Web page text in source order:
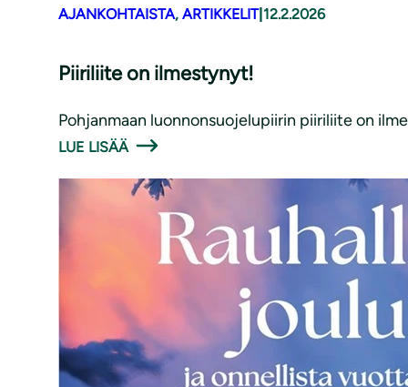
AJANKOHTAISTA, ARTIKKELIT| 12.2.2026
Piiriliite on ilmestynyt!
Pohjanmaan luonnonsuojelupiirin piiriliite on
LUE LISÄÄ